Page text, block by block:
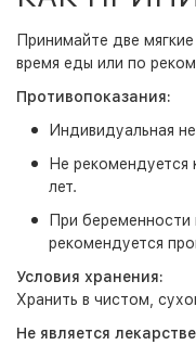
Принимайте две
время еды или по
Противопоказания:
Индивидуальная
Не
лет.
При беременности
рекомендуется
Условия хранения:
Хранить в чистом,
Не является